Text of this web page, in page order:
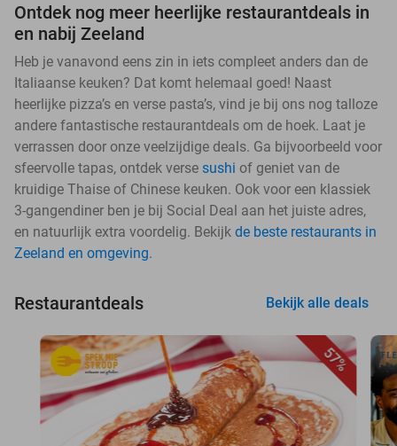
Ontdek nog meer heerlijke restaurantdeals in
en nabij Zeeland
Heb je vanavond eens zin in iets compleet anders dan de
Italiaanse keuken? Dat komt helemaal goed! Naast
heerlijke pizza’s en verse pasta’s, vind je bij ons nog talloze
andere fantastische restaurantdeals om de hoek. Laat je
verrassen door onze veelzijdige deals. Ga bijvoorbeeld voor
sfeervolle tapas, ontdek verse sushi of geniet van de
kruidige Thaise of Chinese keuken. Ook voor een klassiek
3-gangendiner ben je bij Social Deal aan het juiste adres,
en natuurlijk extra voordelig. Bekijk de beste restaurants in
Zeeland en omgeving.
Restaurantdeals Bekijk alle deals
57%